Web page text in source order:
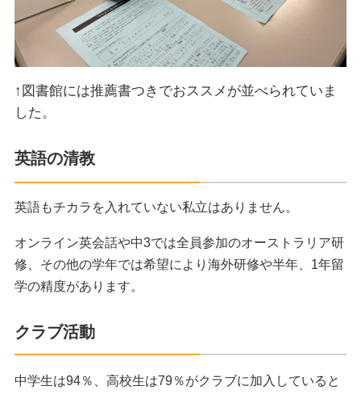
↑図書館には推薦書つきでおススメが並べられていま
した。
英語の清教
英語もチカラを入れていない私立はありません。
オンライン英会話や中3では全員参加のオーストラリア研
修、その他の学年では希望により海外研修や半年、1年留
学の精度があります。
クラブ活動
中学生は94％、高校生は79％がクラブに加入していると